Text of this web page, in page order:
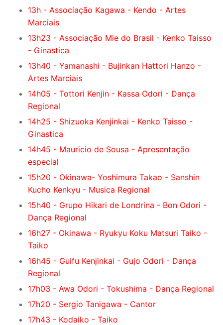
13h - Associação Kagawa - Kendo - Artes
Marciais
13h23 - Associação Mie do Brasil - Kenko Taisso
- Ginastica
13h40 - Yamanashi - Bujinkan Hattori Hanzo -
Artes Marciais
14h05 - Tottori Kenjin - Kassa Odori - Dança
Regional
14h25 - Shizuoka Kenjinkai - Kenko Taisso -
Ginastica
14h45 - Mauricio de Sousa - Apresentação
especial
15h20 - Okinawa- Yoshimura Takao - Sanshin
Kucho Kenkyu - Musica Regional
15h40 - Grupo Hikari de Londrina - Bon Odori -
Dança Regional
16h27 - Okinawa - Ryukyu Koku Matsuri Taiko -
Taiko
16h45 - Guifu Kenjinkai - Gujo Odori - Dança
Regional
17h03 - Awa Odori - Tokushima - Dança Regional
17h20 - Sergio Tanigawa - Cantor
17h43 - Kodaiko - Taiko